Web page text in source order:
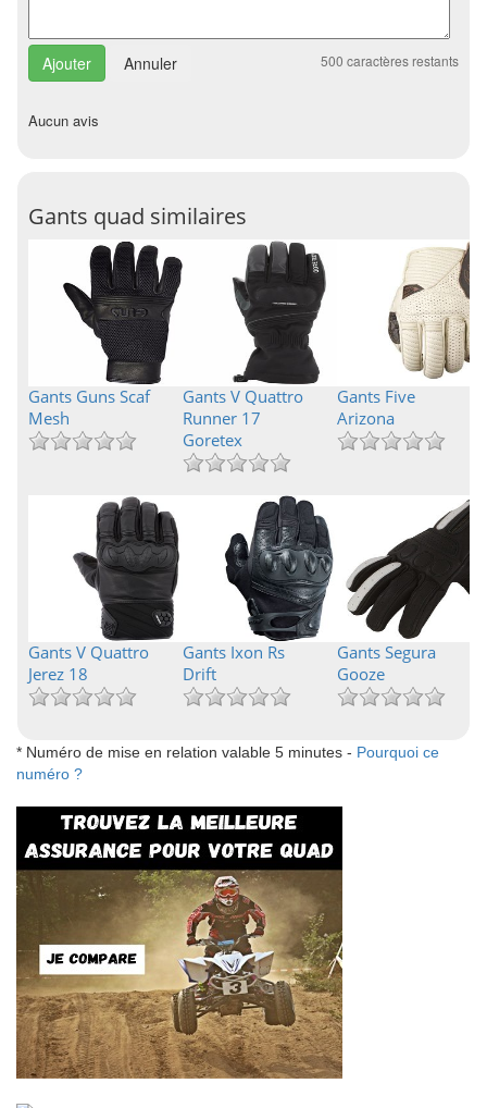
Annuler 500 caractères restants
Aucun avis
Gants quad similaires
Gants Guns Scaf
Mesh
Gants V Quattro
Runner 17
Goretex
Gants Five
Arizona
Gants V Quattro
Jerez 18
Gants Ixon Rs
Drift
Gants Segura
Gooze
* Numéro de mise en relation valable 5 minutes - Pourquoi ce
numéro ?